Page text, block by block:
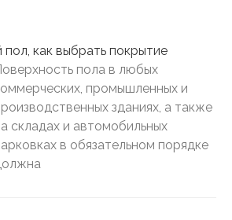
пола в любых
промышленных и
зданиях, а также
складах и автомобильных
в обязательном порядке